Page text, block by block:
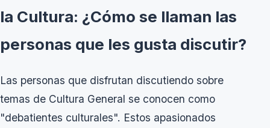
la Cultura: ¿Cómo se llaman las
personas que les gusta discutir?
Las personas que disfrutan discutiendo sobre
temas de Cultura General se conocen como
"debatientes culturales". Estos apasionados